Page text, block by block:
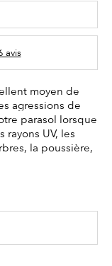
avis
moyen de
agressions de
parasol lorsque
UV, les
la poussière,